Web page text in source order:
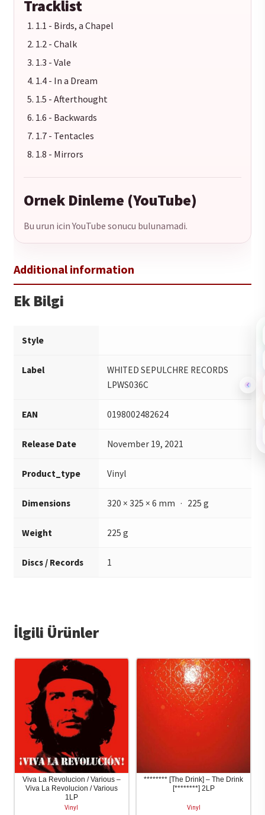
Tracklist
1.1 - Birds, a Chapel
1.2 - Chalk
1.3 - Vale
1.4 - In a Dream
1.5 - Afterthought
1.6 - Backwards
1.7 - Tentacles
1.8 - Mirrors
Ornek Dinleme (YouTube)
Bu urun icin YouTube sonucu bulunamadi.
Ek Bilgi
Style
Label
WHITED SEPULCHRE RECORDS
LPWS036C
EAN 0198002482624
Release Date November 19, 2021
Product_type Vinyl
Dimensions 320 × 325 × 6 mm · 225 g
Weight 225 g
Discs / Records 1
İlgili Ürünler
Viva La Revolucion / Various –
Viva La Revolucion / Various
1LP
Vinyl
******** [The Drink] – The Drink
[********] 2LP
Vinyl